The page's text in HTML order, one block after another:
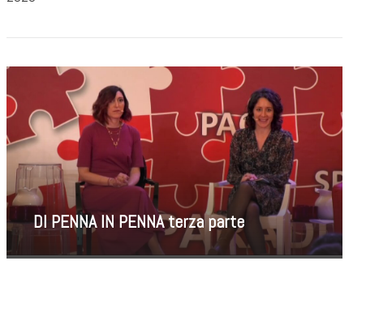
DI PENNA IN PENNA terza parte